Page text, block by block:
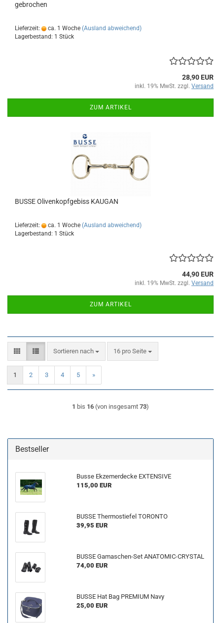
gebrochen
Lieferzeit: ca. 1 Woche (Ausland abweichend)
Lagerbestand: 1 Stück
28,90 EUR
inkl. 19% MwSt. zzgl. Versand
ZUM ARTIKEL
BUSSE Olivenkopfgebiss KAUGAN
Lieferzeit: ca. 1 Woche (Ausland abweichend)
Lagerbestand: 1 Stück
44,90 EUR
inkl. 19% MwSt. zzgl. Versand
ZUM ARTIKEL
Sortieren nach
Sortieren nach 16 pro Seite
pro Seite
1 2 3 4 5 »
1 bis 16 (von insgesamt 73)
Bestseller
Busse Ekzemerdecke EXTENSIVE
115,00 EUR
BUSSE Thermostiefel TORONTO
39,95 EUR
BUSSE Gamaschen-Set ANATOMIC-CRYSTAL
74,00 EUR
BUSSE Hat Bag PREMIUM Navy
25,00 EUR